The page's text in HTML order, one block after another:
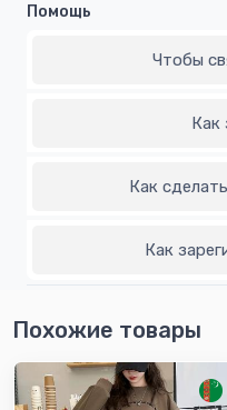
Помощь
Чтобы
Как
Как
Как
Похожие товары